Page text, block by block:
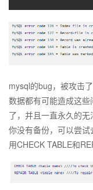
mysql的bug，被攻击
数据都有可能造成这
了，并且一直永久的
你没有备份，可以尝
用CHECK TABLE和